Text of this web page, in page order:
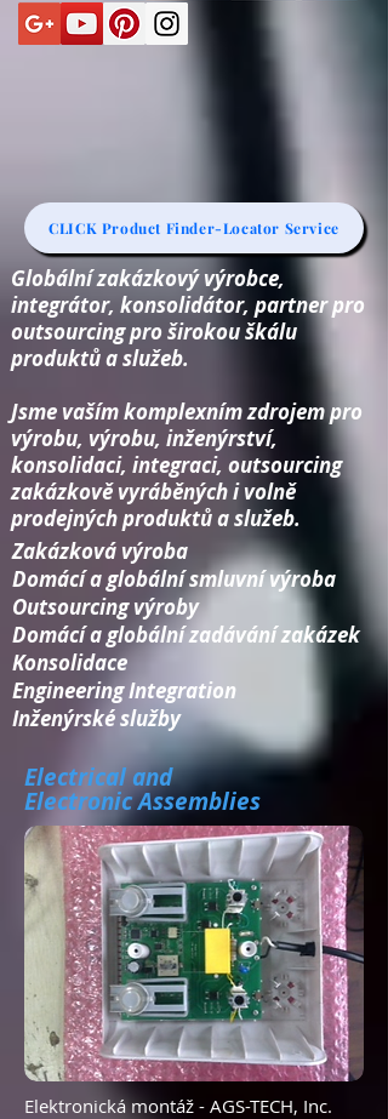
CLICK Product Finder-Locator Service
Globální zakázkový výrobce,
integrátor, konsolidátor, partner pro
outsourcing pro širokou škálu
produktů a služeb.
Jsme vaším komplexním zdrojem pro
výrobu, výrobu, inženýrství,
konsolidaci, integraci, outsourcing
zakázkově vyráběných i volně
prodejných produktů a služeb.
Zakázková výroba
Domácí a globální smluvní výroba
Outsourcing výroby
Domácí a globální zadávání zakázek
Konsolidace​
Engineering Integration​
Inženýrské služby
Electrical and
Electronic Assemblies
Elektronická montáž - AGS-TECH, Inc.